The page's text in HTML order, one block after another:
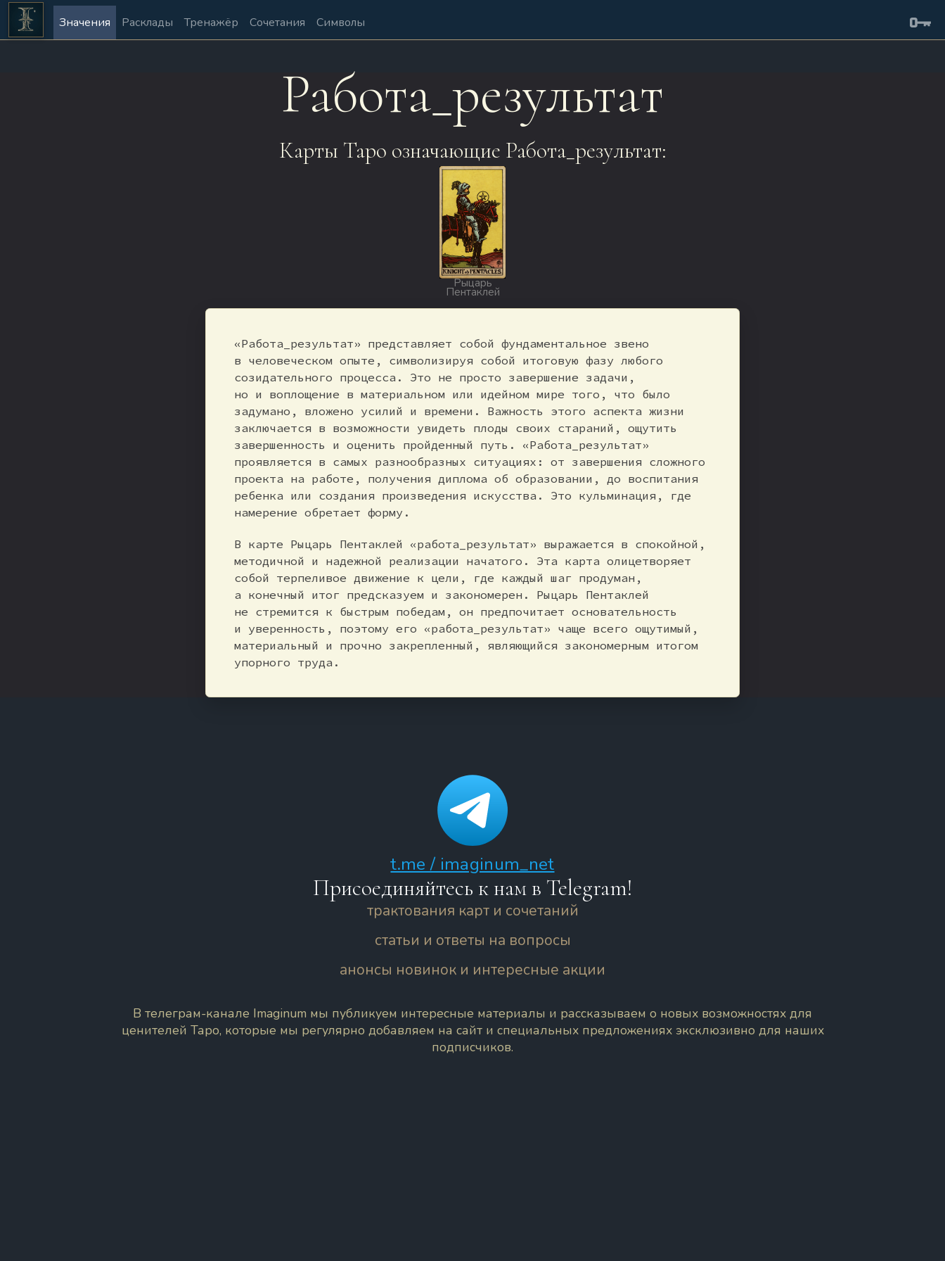
Значения Расклады Тренажёр Сочетания Символы
Работа_результат
Карты Таро означающие Работа_результат:
Рыцарь
Пентаклей
«Работа_результат» представляет собой фундаментальное звено
в человеческом опыте, символизируя собой итоговую фазу любого
созидательного процесса. Это не просто завершение задачи,
но и воплощение в материальном или идейном мире того, что было
задумано, вложено усилий и времени. Важность этого аспекта жизни
заключается в возможности увидеть плоды своих стараний, ощутить
завершенность и оценить пройденный путь. «Работа_результат»
проявляется в самых разнообразных ситуациях: от завершения сложного
проекта на работе, получения диплома об образовании, до воспитания
ребенка или создания произведения искусства. Это кульминация, где
намерение обретает форму.
В карте Рыцарь Пентаклей «работа_результат» выражается в спокойной,
методичной и надежной реализации начатого. Эта карта олицетворяет
собой терпеливое движение к цели, где каждый шаг продуман,
а конечный итог предсказуем и закономерен. Рыцарь Пентаклей
не стремится к быстрым победам, он предпочитает основательность
и уверенность, поэтому его «работа_результат» чаще всего ощутимый,
материальный и прочно закрепленный, являющийся закономерным итогом
упорного труда.
t.me / imaginum_net
Присоединяйтесь к нам в Telegram!
трактования карт и сочетаний
статьи и ответы на вопросы
анонсы новинок и интересные акции
В телеграм-канале Imaginum мы публикуем интересные материалы и рассказываем о новых возможностях для
ценителей Таро, которые мы регулярно добавляем на сайт и специальных предложениях эксклюзивно для наших
подписчиков.